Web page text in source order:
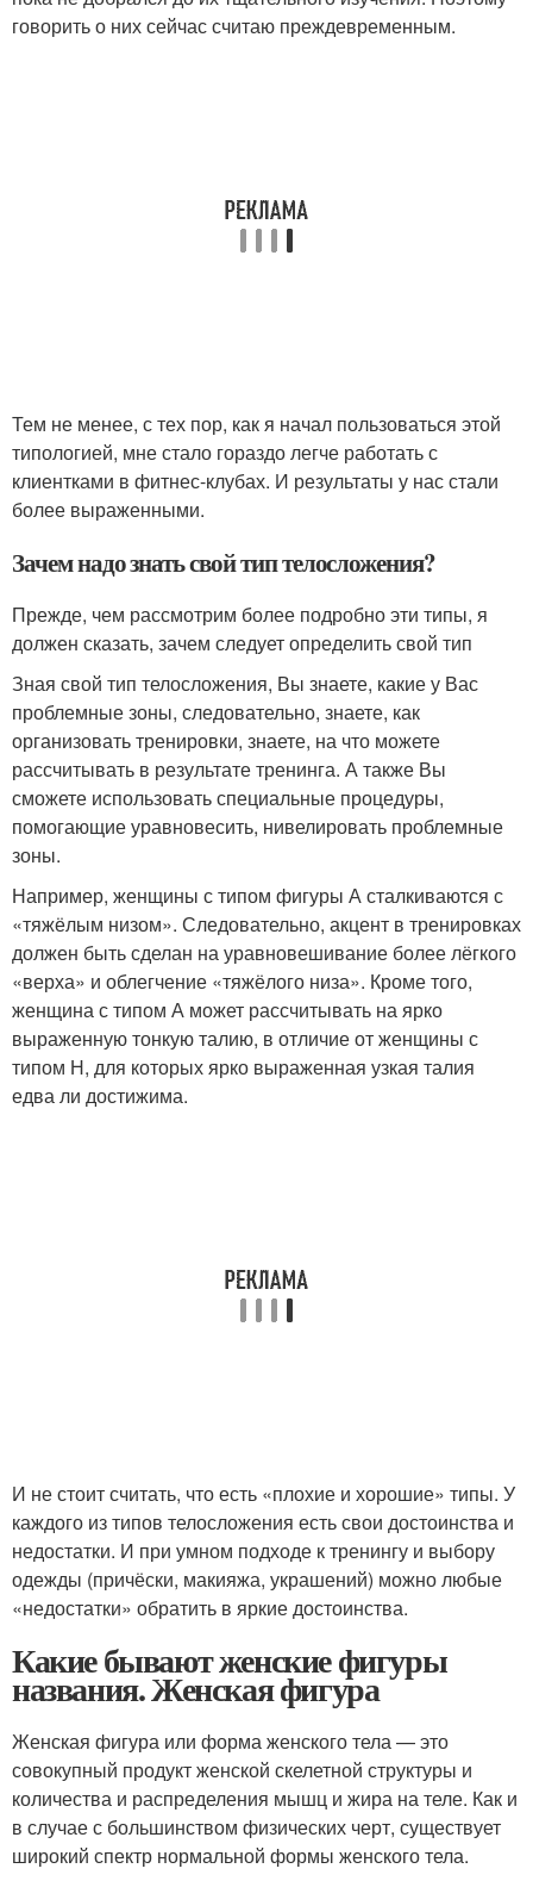
говорить о них сейчас считаю преждевременным.
Тем не менее, с тех пор, как я начал пользоваться этой
типологией, мне стало гораздо легче работать с
клиентками в фитнес-клубах. И результаты у нас стали
более выраженными.
Зачем надо знать свой тип телосложения?
Прежде, чем рассмотрим более подробно эти типы, я
должен сказать, зачем следует определить свой тип
Зная свой тип телосложения, Вы знаете, какие у Вас
проблемные зоны, следовательно, знаете, как
организовать тренировки, знаете, на что можете
рассчитывать в результате тренинга. А также Вы
сможете использовать специальные процедуры,
помогающие уравновесить, нивелировать проблемные
зоны.
Например, женщины с типом фигуры А сталкиваются с
«тяжёлым низом». Следовательно, акцент в тренировках
должен быть сделан на уравновешивание более лёгкого
«верха» и облегчение «тяжёлого низа». Кроме того,
женщина с типом А может рассчитывать на ярко
выраженную тонкую талию, в отличие от женщины с
типом Н, для которых ярко выраженная узкая талия
едва ли достижима.
И не стоит считать, что есть «плохие и хорошие» типы. У
каждого из типов телосложения есть свои достоинства и
недостатки. И при умном подходе к тренингу и выбору
одежды (причёски, макияжа, украшений) можно любые
«недостатки» обратить в яркие достоинства.
Какие бывают женские фигуры
названия. Женская фигура
Женская фигура или форма женского тела — это
совокупный продукт женской скелетной структуры и
количества и распределения мышц и жира на теле. Как и
в случае с большинством физических черт, существует
широкий спектр нормальной формы женского тела.